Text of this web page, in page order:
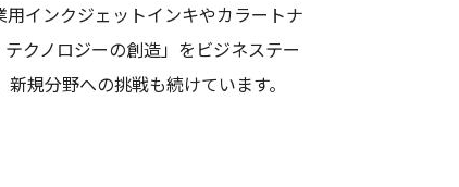
インクジェットインキやカラートナ
クノロジーの創造」をビジネステー
規分野への挑戦も続けています。